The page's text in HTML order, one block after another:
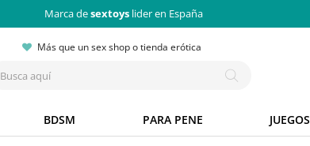
Marca desextoys lider en España
Más que un sex shop o tienda erótica
BDSM PARA PENE JUEGOS